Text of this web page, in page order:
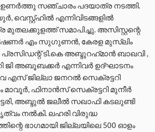
സഞ്ചാരം പദയാത്ര നടത്തി.
വെസ്റ്റ്ഹില്‍ എന്നിവിടങ്ങളില്‍
മുതലക്കുളത്ത് സമാപിച്ചു. അസിസ്റ്റന്റെ
എം സുഗുണന്‍, കേരള മുസ്‌ലിം
ടി.കെ അബ്ദുറഹ്‌മാന്‍ ബാഖവി ,
ജി അബൂബക്കര്‍ എന്നിവര്‍ ഉദ്ഘാടനം
ജില്ലാ ജനറല്‍ സെക്രട്ടറി
ഫിനാന്‍സ് സെക്രട്ടറി മുനീര്‍
അബ്ദുല്‍ ജലീല്‍ സഖാഫി കടലുണ്ടി
നല്‍കി. ലഹരി വിരുദ്ധ
ഭാഗമായി ജില്ലയിലെ 500 ഓളം